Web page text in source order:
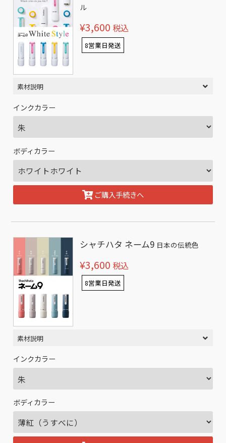
ル
¥3,600 税込
8営業日発送
素材説明
インクカラー
ボディカラー
ご購入手続きへ
シャチハタ ネーム9 日本の伝統色
¥3,600 税込
8営業日発送
素材説明
インクカラー
ボディカラー